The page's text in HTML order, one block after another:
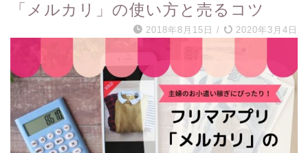
「メルカリ」の使い方と売るコツ
2018年8月15日 / 2020年3月4日